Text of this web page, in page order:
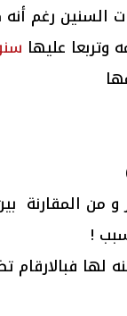
السنين رغم
وتربعا عليها
من المقارنة
!
لها فبالارقام